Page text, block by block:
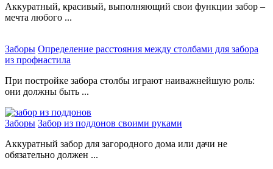
Аккуратный, красивый, выполняющий свои функции забор –
мечта любого ...
Заборы Определение расстояния между столбами для забора
из профнастила
При постройке забора столбы играют наиважнейшую роль:
они должны быть ...
Заборы Забор из поддонов своими руками
Аккуратный забор для загородного дома или дачи не
обязательно должен ...